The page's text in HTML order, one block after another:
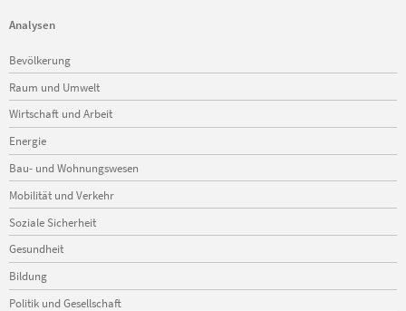
Analysen
Navigation
überspringen
Bevölkerung
Raum und Umwelt
Wirtschaft und Arbeit
Energie
Bau- und Wohnungswesen
Mobilität und Verkehr
Soziale Sicherheit
Gesundheit
Bildung
Politik und Gesellschaft